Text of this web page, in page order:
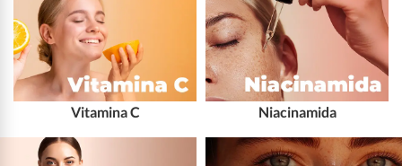
Vitamina C Niacinamida